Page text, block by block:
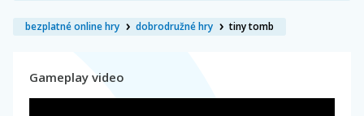
bezplatné online hry dobrodružné hry tiny tomb
Gameplay video